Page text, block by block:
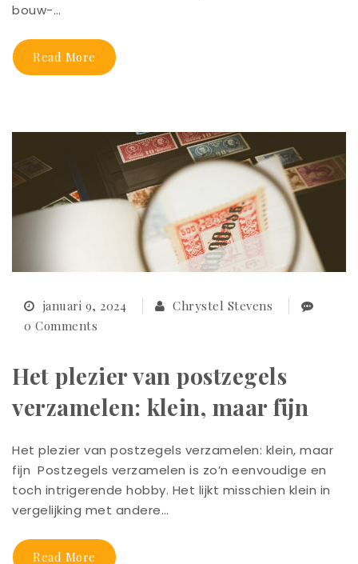
bouw-…
Read More
januari 9, 2024
Chrystel Stevens
0 Comments
Het plezier van postzegels
verzamelen: klein, maar fijn
Het plezier van postzegels verzamelen: klein, maar
fijn Postzegels verzamelen is zo’n eenvoudige en
toch intrigerende hobby. Het lijkt misschien klein in
vergelijking met andere…
Read More